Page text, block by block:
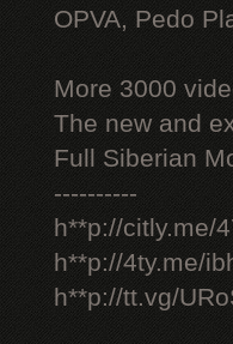
OPVA, Pedo
More 3000
The new and
Full Siberian
----------
h**p://citly.me/
h**p://4ty.me/
h**p://tt.vg/